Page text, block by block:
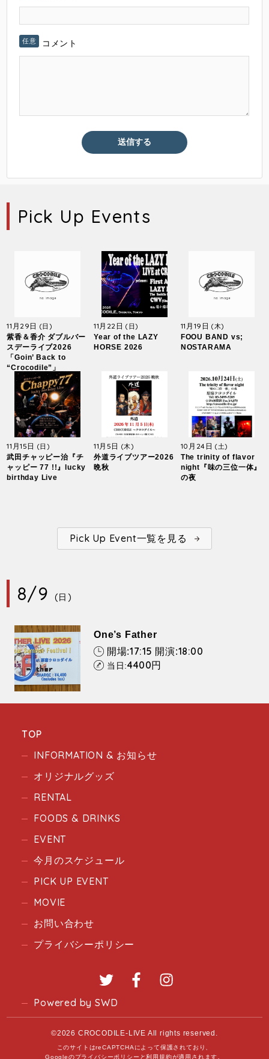
コメント
Pick Up Events
11月29日 (日)
紫香＆香介 ダブルバー
スデーライブ2026
「Goin’ Back to
“Crocodile”」
11月22日(日)
Year of the LAZY
HORSE 2026
11月19日 (木)
FOOU BAND vs;
NOSTARAMA
11月15日 (日)
武田チャッピー治『チ
ャッピー 77 !!』lucky
birthday Live
11月5日 (木)
外道ライブツアー2026
晩秋
10月24日 (土)
The trinity of flavor
night『味の三位一体』
の夜
Pick Up Event一覧を見る
8/9 (日)
One’s Father
開場:17:15 開演:18:00
当日:4400円
TOP
INFORMATION & お知らせ
オリジナルグッズ
RENTAL
FOODS & DRINKS
EVENT
今月のスケジュール
PICK UP EVENT
MOVIE
お問い合わせ
プライバシーポリシー
Twitter Facebook
Powered by SWD
©2026 CROCODILE-LIVE All rights reserved.
このサイトはreCAPTCHAによって保護されており、
Googleのプライバシーポリシー と利用規約が適用されます。